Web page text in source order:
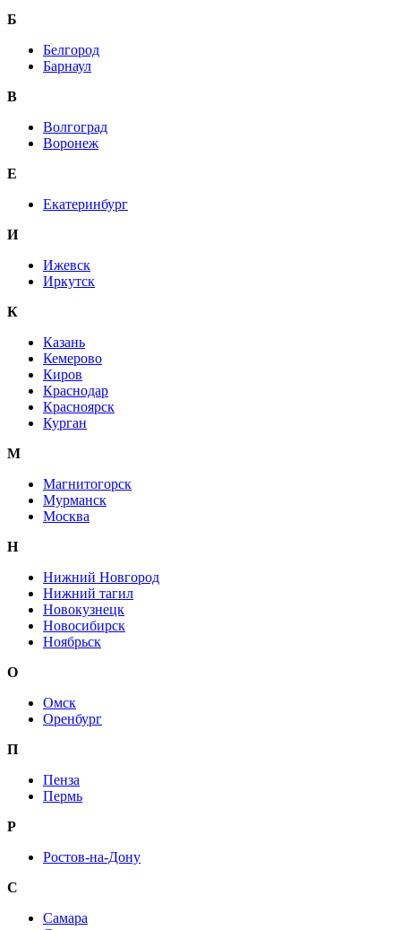
Б
Белгород
Барнаул
В
Волгоград
Воронеж
E
Екатеринбург
И
Ижевск
Иркутск
К
Казань
Кемерово
Киров
Краснодар
Красноярск
Курган
М
Магнитогорск
Мурманск
Москва
Н
Нижний Новгород
Нижний тагил
Новокузнецк
Новосибирск
Ноябрьск
О
Омск
Оренбург
П
Пенза
Пермь
Р
Ростов-на-Дону
С
Самара